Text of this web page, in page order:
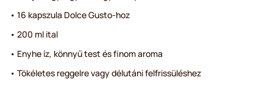
• 16 kapszula Dolce Gusto-hoz
• 200 ml ital
• Enyhe íz, könnyű test és finom aroma
• Tökéletes reggelre vagy délutáni felfrissüléshez